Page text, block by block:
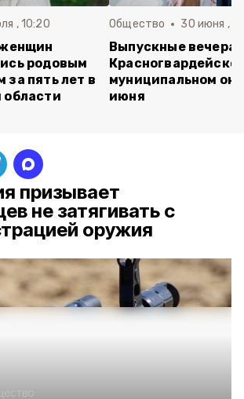
, 10:20
родовым
пять лет в
области
Общество 30 июня ,
Выпускные вечера
муниципальном
июня
призывает
не затягивать с
оружия